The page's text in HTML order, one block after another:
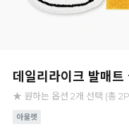
데일리라이크 발매트
★ 원하는 옵션 2개 선택 (총